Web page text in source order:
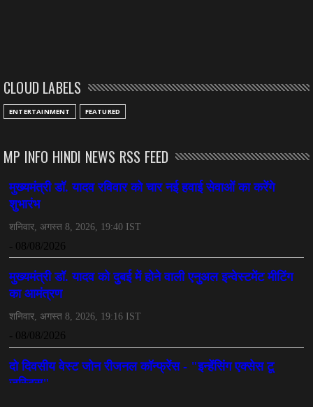
CLOUD LABELS
ENTERTAINMENT FEATURED
MP INFO HINDI NEWS RSS FEED